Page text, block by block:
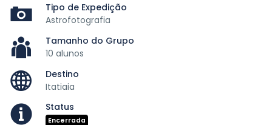
Tipo de Expedição
Astrofotografia
Tamanho do Grupo
10 alunos
Destino
Itatiaia
Status
Encerrada